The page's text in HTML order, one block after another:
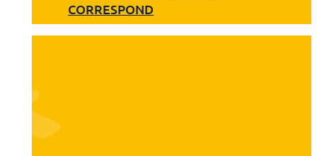
CORRESPOND